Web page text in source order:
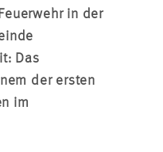
in der
Das
der ersten
im